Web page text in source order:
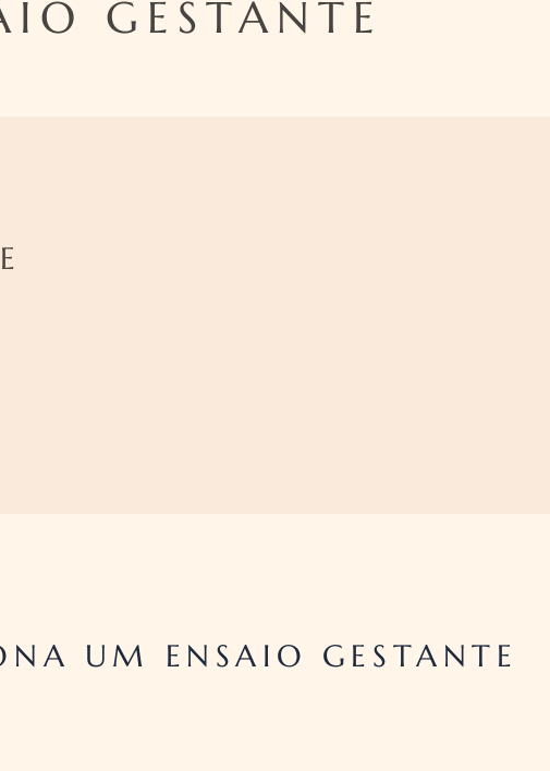
GESTANTE
UM ENSAIO GESTANTE